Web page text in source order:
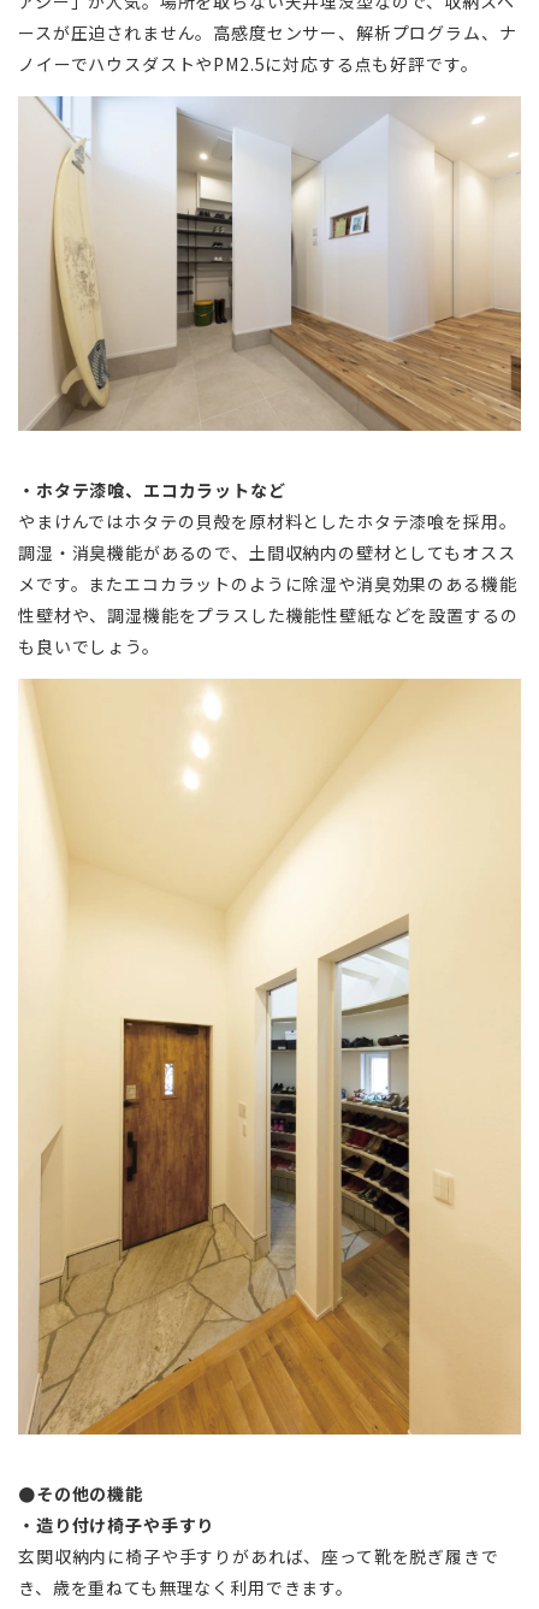
ースが圧迫されません。高感度センサー、解析プログラム、ナ
ノイーでハウスダストやPM2.5に対応する点も好評です。
・ホタテ漆喰、エコカラットなど
やまけんではホタテの貝殻を原材料としたホタテ漆喰を採用。
調湿・消臭機能があるので、土間収納内の壁材としてもオスス
メです。またエコカラットのように除湿や消臭効果のある機能
性壁材や、調湿機能をプラスした機能性壁紙などを設置するの
も良いでしょう。
●その他の機能
・造り付け椅子や手すり
玄関収納内に椅子や手すりがあれば、座って靴を脱ぎ履きで
き、歳を重ねても無理なく利用できます。